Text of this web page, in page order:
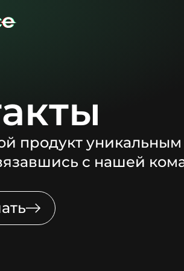
продукт уникальным
с нашей